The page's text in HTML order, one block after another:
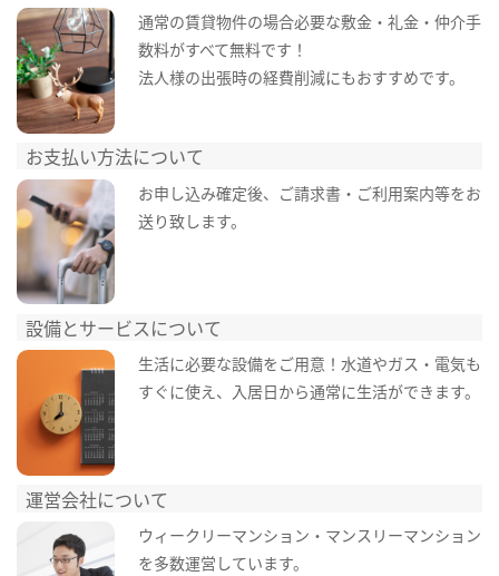
通常の賃貸物件の場合必要な敷金・礼金・仲介手
数料がすべて無料です！
法人様の出張時の経費削減にもおすすめです。
お支払い方法について
お申し込み確定後、ご請求書・ご利用案内等をお
送り致します。
設備とサービスについて
生活に必要な設備をご用意！水道やガス・電気も
すぐに使え、入居日から通常に生活ができます。
運営会社について
ウィークリーマンション・マンスリーマンション
を多数運営しています。